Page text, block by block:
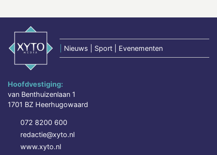
Nieuws | Sport | Evenementen
Hoofdvestiging:
van Benthuizenlaan 1
1701 BZ Heerhugowaard
072 8200 600
redactie@xyto.nl
www.xyto.nl